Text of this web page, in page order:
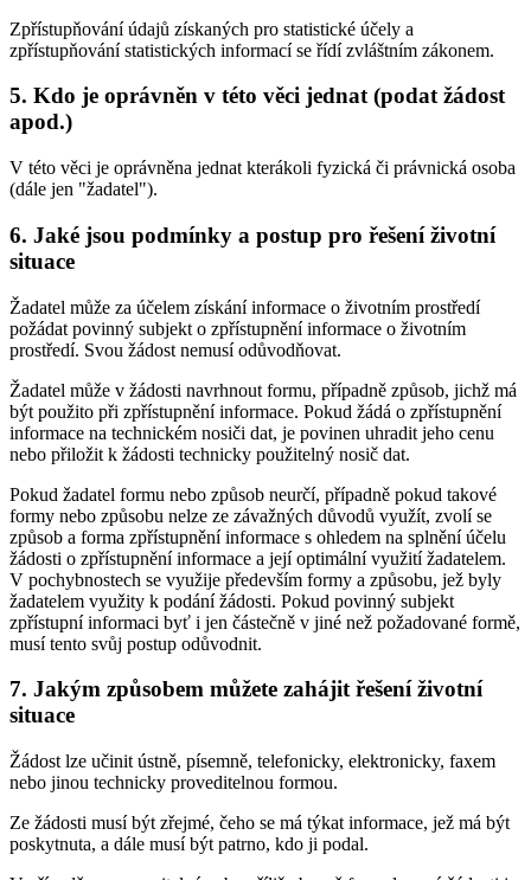
Zpřístupňování údajů získaných pro statistické účely a
zpřístupňování statistických informací se řídí zvláštním zákonem.
5. Kdo je oprávněn v této věci jednat (podat žádost
apod.)
V této věci je oprávněna jednat kterákoli fyzická či právnická osoba
(dále jen "žadatel").
6. Jaké jsou podmínky a postup pro řešení životní
situace
Žadatel může za účelem získání informace o životním prostředí
požádat povinný subjekt o zpřístupnění informace o životním
prostředí. Svou žádost nemusí odůvodňovat.
Žadatel může v žádosti navrhnout formu, případně způsob, jichž má
být použito při zpřístupnění informace. Pokud žádá o zpřístupnění
informace na technickém nosiči dat, je povinen uhradit jeho cenu
nebo přiložit k žádosti technicky použitelný nosič dat.
Pokud žadatel formu nebo způsob neurčí, případně pokud takové
formy nebo způsobu nelze ze závažných důvodů využít, zvolí se
způsob a forma zpřístupnění informace s ohledem na splnění účelu
žádosti o zpřístupnění informace a její optimální využití žadatelem.
V pochybnostech se využije především formy a způsobu, jež byly
žadatelem využity k podání žádosti. Pokud povinný subjekt
zpřístupní informaci byť i jen částečně v jiné než požadované formě,
musí tento svůj postup odůvodnit.
7. Jakým způsobem můžete zahájit řešení životní
situace
Žádost lze učinit ústně, písemně, telefonicky, elektronicky, faxem
nebo jinou technicky proveditelnou formou.
Ze žádosti musí být zřejmé, čeho se má týkat informace, jež má být
poskytnuta, a dále musí být patrno, kdo ji podal.